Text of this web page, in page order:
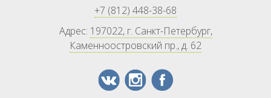
+7 (812) 448-38-68
Адрес: 197022, г. Санкт-Петербург,
Каменноостровский пр., д. 62